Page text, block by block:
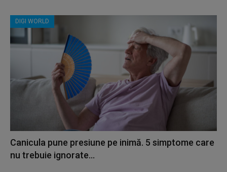
DIGI WORLD
Canicula pune presiune pe inimă. 5 simptome care
nu trebuie ignorate...